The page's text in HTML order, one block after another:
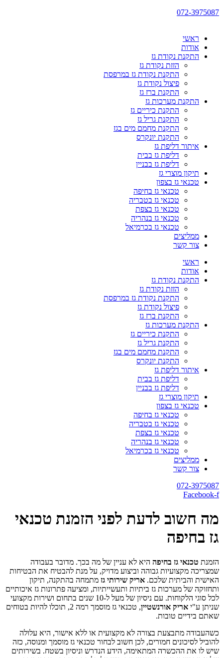
072-3975087
ראשי
אודות
התקנת נקודת גז
הזזת נקודת גז
התקנת נקודת גז במרפסת
פיצול נקודת גז
התקנת ברז גז
התקנת מערכות גז
התקנת כיריים גז
התקנת גריל גז
התקנת מחמם מים בגז
התקנת יונקרס
איתור דליפת גז
דליפת גז בבית
דליפת גז בבניין
תיקון מוצרי גז
טכנאי גז בצפון
טכנאי גז בחיפה
טכנאי גז בטבריה
טכנאי גז בצפת
טכנאי גז בנהריה
טכנאי גז בכרמיאל
ממליצים
צור קשר
ראשי
אודות
התקנת נקודת גז
הזזת נקודת גז
התקנת נקודת גז במרפסת
פיצול נקודת גז
התקנת ברז גז
התקנת מערכות גז
התקנת כיריים גז
התקנת גריל גז
התקנת מחמם מים בגז
התקנת יונקרס
איתור דליפת גז
דליפת גז בבית
דליפת גז בבניין
תיקון מוצרי גז
טכנאי גז בצפון
טכנאי גז בחיפה
טכנאי גז בטבריה
טכנאי גז בצפת
טכנאי גז בנהריה
טכנאי גז בכרמיאל
ממליצים
צור קשר
072-3975087
Facebook-f
מה חשוב לדעת לפני הזמנת טכנאי
גז בחיפה
הזמנת טכנאי גז בחיפה היא לא עניין של מה בכך. מדובר בעבודה
שמצריכה מקצועיות גבוהה וביצוע מדויק, על מנת להבטיח את הבטיחות
האישית והביתית שלכם. אריק שירותי גז מתמחה בהתקנה, תיקון
ותחזוקה של מערכות גז ביתיות ותעשייתיות, ומציעה פתרונות גז איכותיים
לכל סוגי הלקוחות. עם ניסיון של מעל ל-10 שנים בתחום ושירות מקצועי
שניתן ע"י אריק אורנשטיין
, טכנאי גז מוסמך רמה 2, תוכלו להיות בטוחים
שאתם בידיים טובות.
כשהעבודה מתבצעת בצורה לא מקצועית או ללא אישור, היא עלולה
להוביל לסיכונים חמורים, לכן חשוב לבחור טכנאי גז מוסמך ומנוסה, כזה
שיש לו את ההכשרה המתאימה, הידע הנדרש וניסיון בשטח. בשירותים